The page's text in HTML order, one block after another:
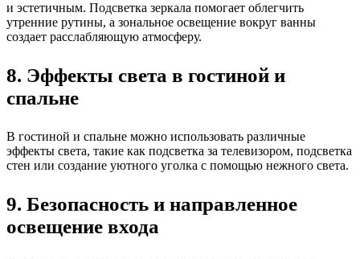
и эстетичным. Подсветка зеркала помогает облегчить
утренние рутины, а зональное освещение вокруг ванны
создает расслабляющую атмосферу.
8. Эффекты света в гостиной и
спальне
В гостиной и спальне можно использовать различные
эффекты света, такие как подсветка за телевизором, подсветка
стен или создание уютного уголка с помощью нежного света.
9. Безопасность и направленное
освещение входа